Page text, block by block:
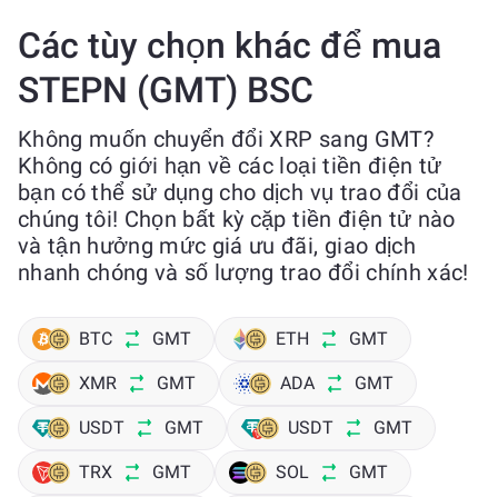
Các tùy chọn khác để mua
STEPN (GMT) BSC
Không muốn chuyển đổi XRP sang GMT?
Không có giới hạn về các loại tiền điện tử
bạn có thể sử dụng cho dịch vụ trao đổi của
chúng tôi! Chọn bất kỳ cặp tiền điện tử nào
và tận hưởng mức giá ưu đãi, giao dịch
nhanh chóng và số lượng trao đổi chính xác!
BTC GMT ETH GMT
XMR GMT ADA GMT
USDT GMT USDT GMT
TRX GMT SOL GMT